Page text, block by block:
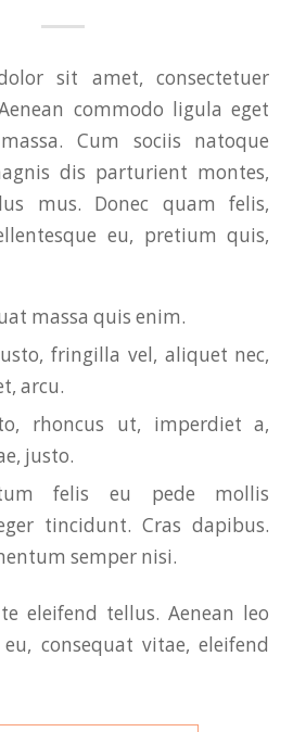
sit amet, consectetuer
commodo ligula eget
Cum sociis natoque
dis parturient montes,
mus. Donec quam felis,
eu, pretium quis,
massa quis enim.
fringilla vel, aliquet nec,
arcu.
rhoncus ut, imperdiet a,
justo.
felis eu pede mollis
tincidunt. Cras dapibus.
semper nisi.
eleifend tellus. Aenean leo
consequat vitae, eleifend